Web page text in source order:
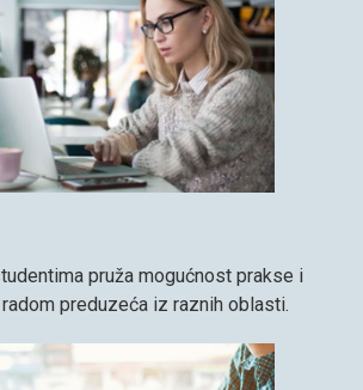
pruža mogućnost prakse i
preduzeća iz raznih oblasti.